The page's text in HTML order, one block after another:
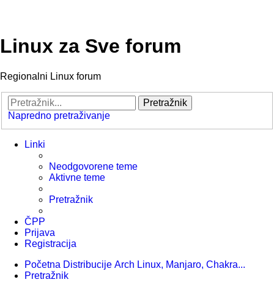
Linux za Sve forum
Regionalni Linux forum
Pretražnik
Napredno pretraživanje
Linki
Neodgovorene teme
Aktivne teme
Pretražnik
ČPP
Prijava
Registracija
Početna Distribucije Arch Linux, Manjaro, Chakra...
Pretražnik